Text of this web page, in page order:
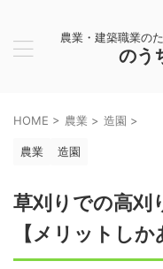
農業・建築職業の
のう
HOME > 農業 > 造園 >
農業 造園
草刈りでの高刈
【メリットしか